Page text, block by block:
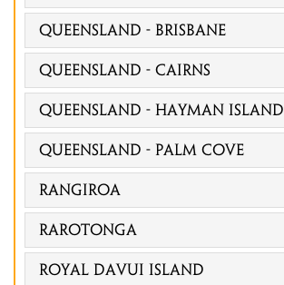
Queensland - Brisbane
Queensland - Cairns
Queensland - Hayman Island
Queensland - Palm Cove
Rangiroa
Rarotonga
Royal Davui Island